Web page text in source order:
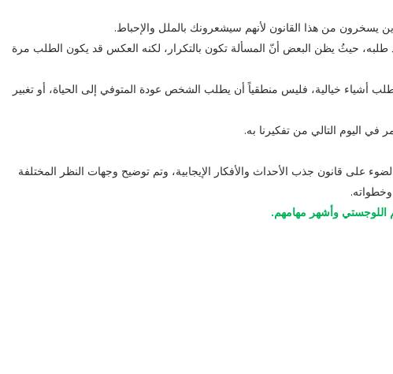
يسخرون من هذا القانون لأنهم سيشعرونك بالملل والإحباط.
طلبه، حيثُ يظن البعض أنّ المسألة تكون بالتكرار، لكنه العكس قد يكون الطلب مرة
أشياء خيالية، فليس منطقياً أن يطلب الشخص عودة المتوفي إلى الحياة، أو تغبير
في اليوم التالي من تفكيرنا به.
على قانون جذب الأحداث والأفكار الإيجابية، وتم توضيح وجهات النظر المختلفة
وأشهر مهامهم.